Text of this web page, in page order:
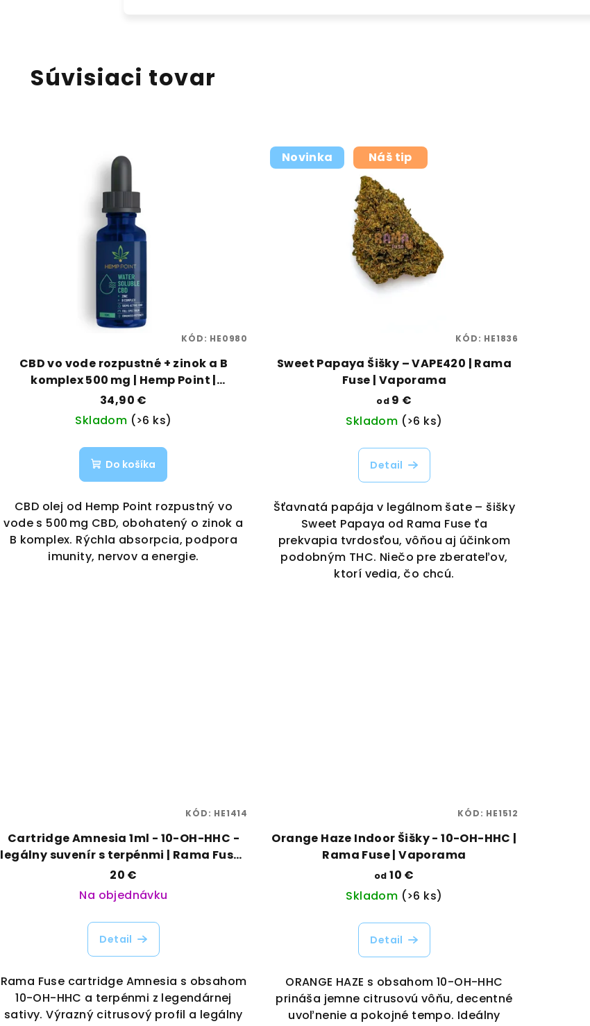
Súvisiaci tovar
CBD vo vode rozpustné + zinok a B
komplex 500 mg | Hemp Point |
Vaporama
34,90 €
Skladom (>6 ks)
Do košíka
CBD olej od Hemp Point rozpustný vo
vode s 500 mg CBD, obohatený o zinok a
B komplex. Rýchla absorpcia, podpora
imunity, nervov a energie.
KÓD: HE0980
Novinka Náš tip
Sweet Papaya Šišky – VAPE420 | Rama
Fuse | Vaporama
od 9 €
Skladom (>6 ks)
Detail
Šťavnatá papája v legálnom šate – šišky
Sweet Papaya od Rama Fuse ťa
prekvapia tvrdosťou, vôňou aj účinkom
podobným THC. Niečo pre zberateľov,
ktorí vedia, čo chcú.
KÓD: HE1836
Cartridge Amnesia 1ml - 10-OH-HHC -
legálny suvenír s terpénmi | Rama Fuse |
Vaporama
20 €
Na objednávku
Detail
Rama Fuse cartridge Amnesia s obsahom
10-OH-HHC a terpénmi z legendárnej
sativy. Výrazný citrusový profil a legálny
KÓD: HE1414
Orange Haze Indoor Šišky - 10-OH-HHC |
Rama Fuse | Vaporama
od 10 €
Skladom (>6 ks)
Detail
ORANGE HAZE s obsahom 10-OH-HHC
prináša jemne citrusovú vôňu, decentné
uvoľnenie a pokojné tempo. Ideálny
KÓD: HE1512